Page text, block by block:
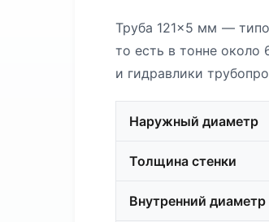
Труба 121×5 мм —
то есть в тонне
и гидравлики
Наружный диаметр
Толщина стенки
Внутренний диаметр